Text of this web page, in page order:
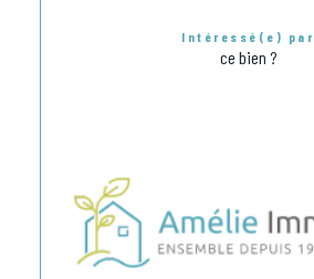
Intéressé(e) par
ce bien ?